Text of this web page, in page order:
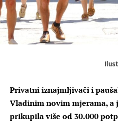
Privatni iznajmljivači i
Vladinim novim mjerama, a
prikupila više od 30.000